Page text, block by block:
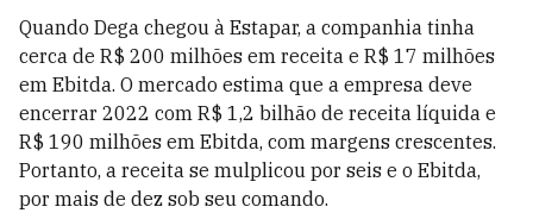
Quando Dega chegou à Estapar, a companhia tinha
cerca de R$ 200 milhões em receita e R$ 17 milhões
em Ebitda. O mercado estima que a empresa deve
encerrar 2022 com R$ 1,2 bilhão de receita líquida e
R$ 190 milhões em Ebitda, com margens crescentes.
Portanto, a receita se mulplicou por seis e o Ebitda,
por mais de dez sob seu comando.